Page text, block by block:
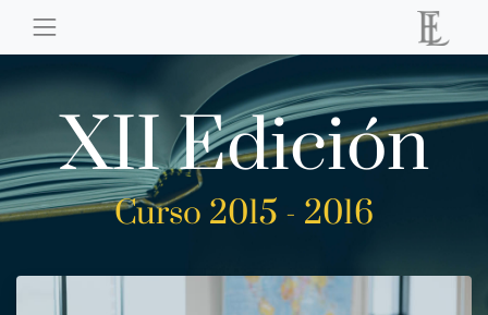
XII Edición
Curso 2015 - 2016